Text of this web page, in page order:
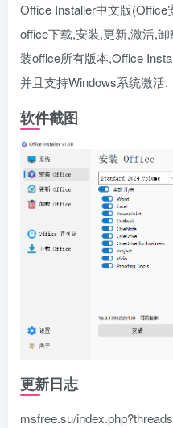
Office Installer中文版
office下载,安装,更新,激活,
装office所有版本,Office
并且支持Windows系统激活.
软件截图
更新日志
msfree.su/